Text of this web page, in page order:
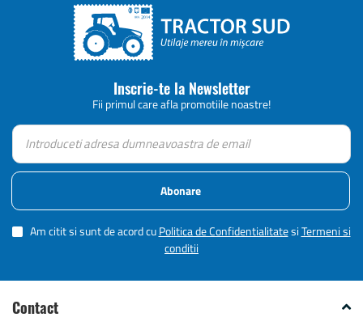
Inscrie-te la Newsletter
Fii primul care afla promotiile noastre!
Abonare
Am citit si sunt de acord cuPolitica de ConfidentialitatesiTermeni si
conditii
Contact